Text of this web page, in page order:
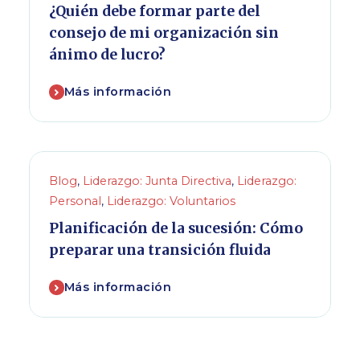
¿Quién debe formar parte del
consejo de mi organización sin
ánimo de lucro?
Más información
Blog, Liderazgo: Junta Directiva, Liderazgo:
Personal, Liderazgo: Voluntarios
Planificación de la sucesión: Cómo
preparar una transición fluida
Más información